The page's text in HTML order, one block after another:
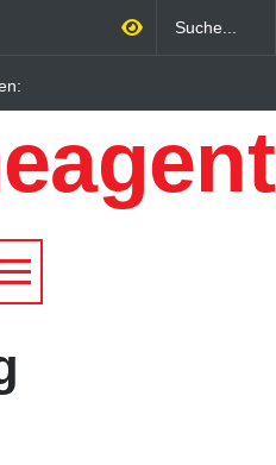
erklärt
Wirtschaftsfaktor: Wie
Qualitätstourismus
profitieren